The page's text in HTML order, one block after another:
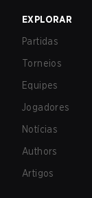
EXPLORAR
Partidas
Torneios
Equipes
Jogadores
Notícias
Authors
Artigos